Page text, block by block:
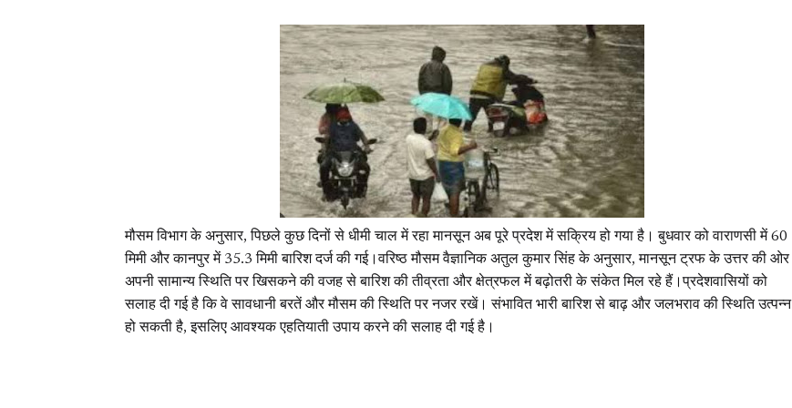
मौसम विभाग के अनुसार, पिछले कुछ दिनों से धीमी चाल में रहा मानसून अब पूरे प्रदेश में सक्रिय हो गया है। बुधवार को वाराणसी में 60
मिमी और कानपुर में 35.3 मिमी बारिश दर्ज की गई।वरिष्ठ मौसम वैज्ञानिक अतुल कुमार सिंह के अनुसार, मानसून ट्रफ के उत्तर की ओर
अपनी सामान्य स्थिति पर खिसकने की वजह से बारिश की तीव्रता और क्षेत्रफल में बढ़ोतरी के संकेत मिल रहे हैं।प्रदेशवासियों को
सलाह दी गई है कि वे सावधानी बरतें और मौसम की स्थिति पर नजर रखें। संभावित भारी बारिश से बाढ़ और जलभराव की स्थिति उत्पन्न
हो सकती है, इसलिए आवश्यक एहतियाती उपाय करने की सलाह दी गई है।